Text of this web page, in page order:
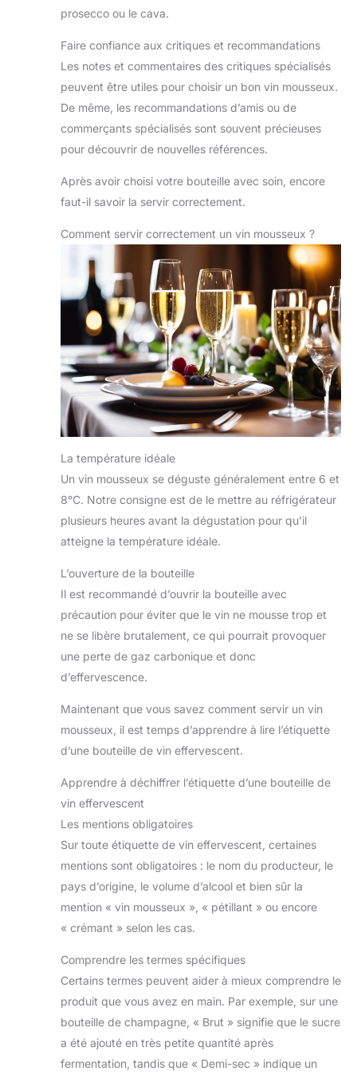
prosecco ou le cava.
Faire confiance aux critiques et recommandations
Les notes et commentaires des critiques spécialisés
peuvent être utiles pour choisir un bon vin mousseux.
De même, les recommandations d’amis ou de
commerçants spécialisés sont souvent précieuses
pour découvrir de nouvelles références.
Après avoir choisi votre bouteille avec soin, encore
faut-il savoir la servir correctement.
Comment servir correctement un vin mousseux ?
La température idéale
Un vin mousseux se déguste généralement entre 6 et
8°C. Notre consigne est de le mettre au réfrigérateur
plusieurs heures avant la dégustation pour qu’il
atteigne la température idéale.
L’ouverture de la bouteille
Il est recommandé d’ouvrir la bouteille avec
précaution pour éviter que le vin ne mousse trop et
ne se libère brutalement, ce qui pourrait provoquer
une perte de gaz carbonique et donc
d’effervescence.
Maintenant que vous savez comment servir un vin
mousseux, il est temps d’apprendre à lire l’étiquette
d’une bouteille de vin effervescent.
Apprendre à déchiffrer l’étiquette d’une bouteille de
vin effervescent
Les mentions obligatoires
Sur toute étiquette de vin effervescent, certaines
mentions sont obligatoires : le nom du producteur, le
pays d’origine, le volume d’alcool et bien sûr la
mention « vin mousseux », « pétillant » ou encore
« crémant » selon les cas.
Comprendre les termes spécifiques
Certains termes peuvent aider à mieux comprendre le
produit que vous avez en main. Par exemple, sur une
bouteille de champagne, « Brut » signifie que le sucre
a été ajouté en très petite quantité après
fermentation, tandis que « Demi-sec » indique un